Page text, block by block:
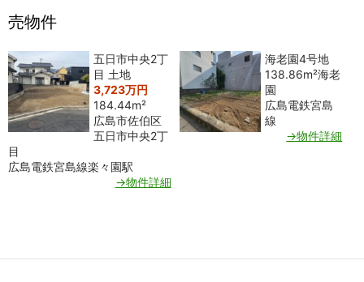
売物件
五日市中央2丁
目 土地
3,723万円
184.44m²
広島市佐伯区
五日市中央2丁
目
広島電鉄宮島線楽々園駅
→物件詳細
海老園4号地
138.86m²海老
園
広島電鉄宮島
線
→物件詳細